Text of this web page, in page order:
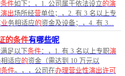
件如下：，1. 公司属于依法设立的演
演出场所经营单位；，2. 有 3 名以上专
业务相适应的资金及设备；，4. 有 3...
的条件有哪些呢
足以下条件：，1. 有 3 名以上专职演
相适应的资金（需达到 10 万元以
条件。，，公司在办理营业性演出许可